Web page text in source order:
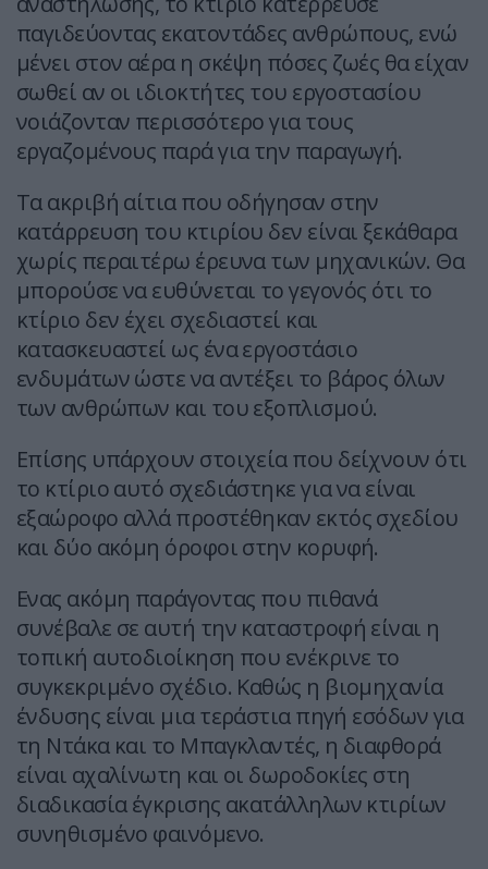
παγιδεύοντας εκατοντάδες ανθρώπους, ενώ
μένει στον αέρα η σκέψη πόσες ζωές θα είχαν
σωθεί αν οι ιδιοκτήτες του εργοστασίου
νοιάζονταν περισσότερο για τους
εργαζομένους παρά για την παραγωγή.
Τα ακριβή αίτια που οδήγησαν στην
κατάρρευση του κτιρίου δεν είναι ξεκάθαρα
χωρίς περαιτέρω έρευνα των μηχανικών. Θα
μπορούσε να ευθύνεται το γεγονός ότι το
κτίριο δεν έχει σχεδιαστεί και
κατασκευαστεί ως ένα εργοστάσιο
ενδυμάτων ώστε να αντέξει το βάρος όλων
των ανθρώπων και του εξοπλισμού.
Επίσης υπάρχουν στοιχεία που δείχνουν ότι
το κτίριο αυτό σχεδιάστηκε για να είναι
εξαώροφο αλλά προστέθηκαν εκτός σχεδίου
και δύο ακόμη όροφοι στην κορυφή.
Ενας ακόμη παράγοντας που πιθανά
συνέβαλε σε αυτή την καταστροφή είναι η
τοπική αυτοδιοίκηση που ενέκρινε το
συγκεκριμένο σχέδιο. Καθώς η βιομηχανία
ένδυσης είναι μια τεράστια πηγή εσόδων για
τη Ντάκα και το Μπαγκλαντές, η διαφθορά
είναι αχαλίνωτη και οι δωροδοκίες στη
διαδικασία έγκρισης ακατάλληλων κτιρίων
συνηθισμένο φαινόμενο.